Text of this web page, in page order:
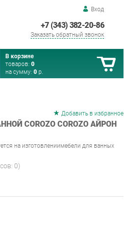
Вход
+7 (343) 382-20-86
Заказать обратный звонок
В корзине
товаров: 0
на сумму: 0 р.
Добавить в избранное
COROZO COROZO АЙРОН
на изготовлениимебели для ванных
0)